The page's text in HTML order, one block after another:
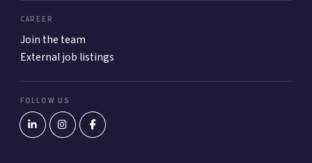
CAREER
Join the team
External job listings
FOLLOW US